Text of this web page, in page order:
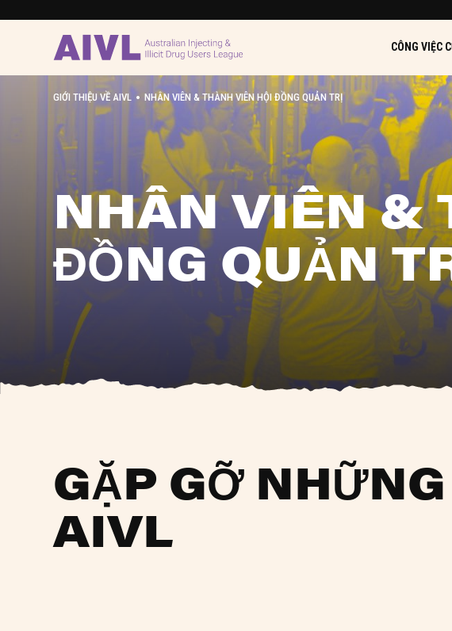
CÔNG VIỆC
GIỚI THIỆU VỀ AIVL • NHÂN VIÊN & THÀNH VIÊN HỘI ĐỒNG QUẢN TRỊ
NHÂN VIÊN &
ĐỒNG QUẢN
GẶP GỠ
AIVL